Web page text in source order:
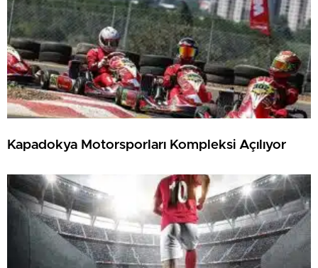
Kapadokya Motorsporları Kompleksi Açılıyor